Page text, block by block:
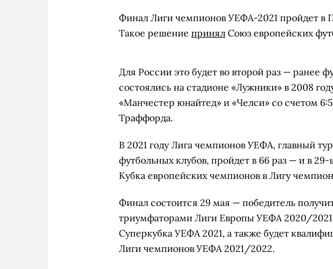
Финал Лиги чемпионов УЕФА-2021 пройдет в
Такое решение принял Союз европейских
Для России это будет во второй раз — ранее
состоялись на стадионе «Лужники» в 2008
«Манчестер юнайтед» и «Челси» со счетом
Траффорда.
В 2021 году Лига чемпионов УЕФА, главный
футбольных клубов, пройдет в 66 раз — и в
Кубка европейских чемпионов в Лигу
Финал состоится 29 мая — победитель
триумфаторами Лиги Европы УЕФА 2020/2021
Суперкубка УЕФА 2021, а также будет
Лиги чемпионов УЕФА 2021/2022.